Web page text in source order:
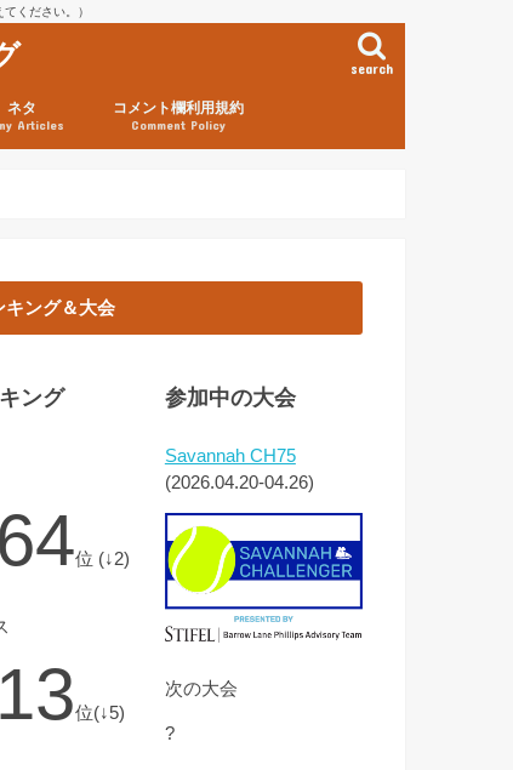
ください。）
search
ネタ
Articles
コメント欄利用規約
Comment Policy
キング＆大会
ング
位 (↓2)
位(↓5)
参加中の大会
Savannah CH75
(2026.04.20-04.26)
次の大会
?